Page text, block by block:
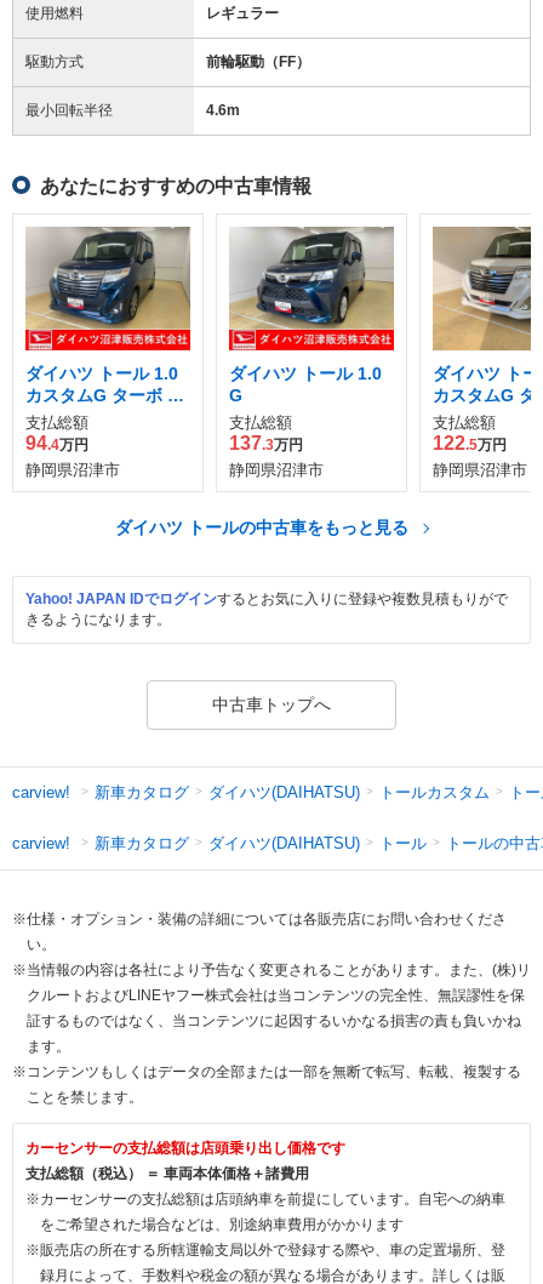
使用燃料 レギュラー
駆動方式 前輪駆動（FF）
最小回転半径 4.6m
あなたにおすすめの中古車情報
ダイハツ トール 1.0
カスタムG ターボ SA
II
支払総額
94.4万円
静岡県沼津市
ダイハツ トール 1.0
G
支払総額
137.3万円
静岡県沼津市
ダイハツ ト
カスタムG タ
III
支払総額
122.5万円
静岡県沼津市
ダイハツ トールの中古車をもっと見る
Yahoo! JAPAN IDでログインするとお気に入りに登録や複数見積もりがで
きるようになります。
中古車トップへ
carview! 新車カタログ ダイハツ(DAIHATSU) トールカスタム ト
carview! 新車カタログ ダイハツ(DAIHATSU) トール トールの中
※仕様・オプション・装備の詳細については各販売店にお問い合わせくださ
い。
※当情報の内容は各社により予告なく変更されることがあります。また、(株)リ
クルートおよびLINEヤフー株式会社は当コンテンツの完全性、無誤謬性を保
証するものではなく、当コンテンツに起因するいかなる損害の責も負いかね
ます。
※コンテンツもしくはデータの全部または一部を無断で転写、転載、複製する
ことを禁じます。
カーセンサーの支払総額は店頭乗り出し価格です
支払総額（税込） ＝ 車両本体価格＋諸費用
※カーセンサーの支払総額は店頭納車を前提にしています。自宅への納車
をご希望された場合などは、別途納車費用がかかります
※販売店の所在する所轄運輸支局以外で登録する際や、車の定置場所、登
録月によって、手数料や税金の額が異なる場合があります。詳しくは販